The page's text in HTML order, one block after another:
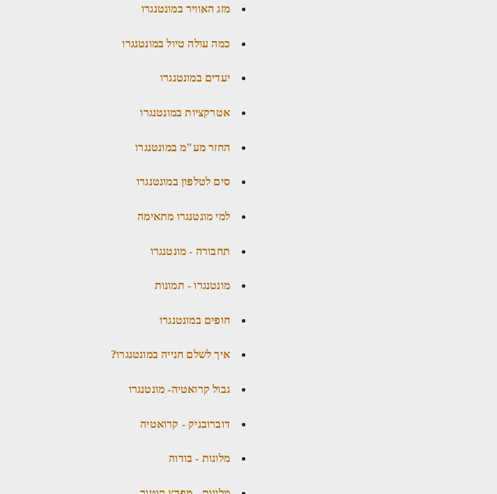
מזג האוויר במונטנגרו
כמה עולה טיול במונטנגרו
יעדים במונטנגרו
אטרקציות במונטנגרו
החזר מע"מ במונטנגרו
סים לטלפון במונטנגרו
למי מונטנגרו מתאימה
תחבורה - מונטנגרו
מונטנגרו - תמונות
חופים במונטנגרו
איך לשלם חנייה במונטנגרו?
גבול קרואטיה- מונטנגרו
דוברובניק - קרואטיה
מלונות - בודוה